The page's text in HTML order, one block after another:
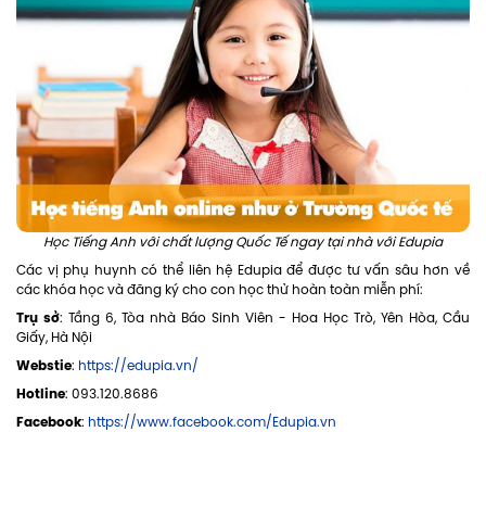
Học Tiếng Anh với chất lượng Quốc Tế ngay tại nhà với Edupia
Các vị phụ huynh có thể liên hệ Edupia để được tư vấn sâu hơn về
các khóa học và đăng ký cho con học thử hoàn toàn miễn phí:
Trụ sở: Tầng 6, Tòa nhà Báo Sinh Viên - Hoa Học Trò, Yên Hòa, Cầu
Giấy, Hà Nội
Webstie: https://edupia.vn/
Hotline: 093.120.8686
Facebook: https://www.facebook.com/Edupia.vn